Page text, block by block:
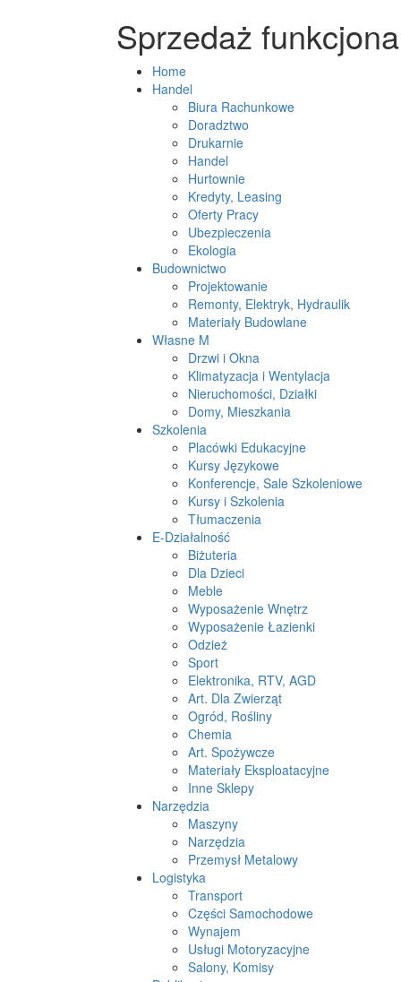
Sprzedaż
Home
Handel
Biura Rachunkowe
Doradztwo
Drukarnie
Handel
Hurtownie
Kredyty, Leasing
Oferty Pracy
Ubezpieczenia
Ekologia
Budownictwo
Projektowanie
Remonty, Elektryk, Hydraulik
Materiały Budowlane
Własne M
Drzwi i Okna
Klimatyzacja i Wentylacja
Nieruchomości, Działki
Domy, Mieszkania
Szkolenia
Placówki Edukacyjne
Kursy Językowe
Konferencje, Sale Szkoleniowe
Kursy i Szkolenia
Tłumaczenia
E-Działalność
Biżuteria
Dla Dzieci
Meble
Wyposażenie Wnętrz
Wyposażenie Łazienki
Odzież
Sport
Elektronika, RTV, AGD
Art. Dla Zwierząt
Ogród, Rośliny
Chemia
Art. Spożywcze
Materiały Eksploatacyjne
Inne Sklepy
Narzędzia
Maszyny
Narzędzia
Przemysł Metalowy
Logistyka
Transport
Części Samochodowe
Wynajem
Usługi Motoryzacyjne
Salony, Komisy